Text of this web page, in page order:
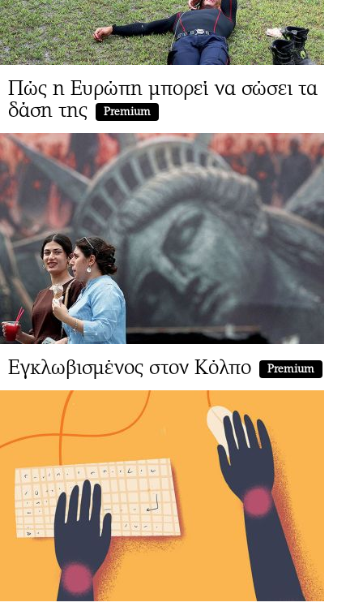
Πώς η Ευρώπη μπορεί να σώσει τα
δάση της
Premium
Εγκλωβισμένος στον Κόλπο Premium